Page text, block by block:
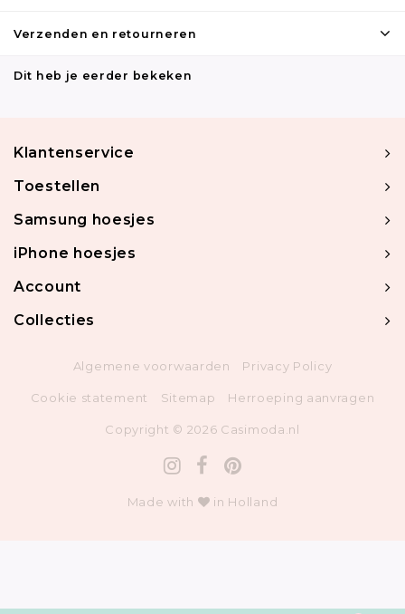
Verzenden en retourneren
Dit heb je eerder bekeken
Klantenservice
Toestellen
Samsung hoesjes
iPhone hoesjes
Account
Collecties
Algemene voorwaarden Privacy Policy
Cookie statement Sitemap Herroeping aanvragen
Copyright © 2026 Casimoda.nl
Made with in Holland